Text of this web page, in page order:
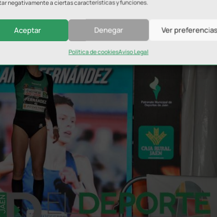
negativamente a ciertas características y funciones.
Aceptar Denegar Ver
Política de cookiesAviso Legal